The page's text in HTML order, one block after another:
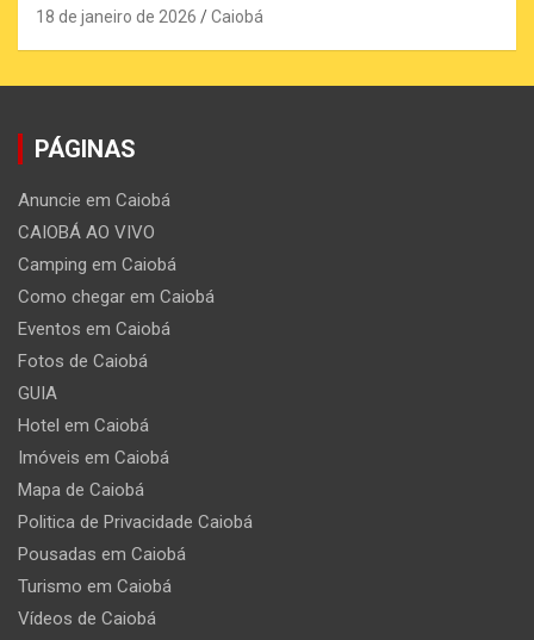
18 de janeiro de 2026 Caiobá
PÁGINAS
Anuncie em Caiobá
CAIOBÁ AO VIVO
Camping em Caiobá
Como chegar em Caiobá
Eventos em Caiobá
Fotos de Caiobá
GUIA
Hotel em Caiobá
Imóveis em Caiobá
Mapa de Caiobá
Politica de Privacidade Caiobá
Pousadas em Caiobá
Turismo em Caiobá
Vídeos de Caiobá